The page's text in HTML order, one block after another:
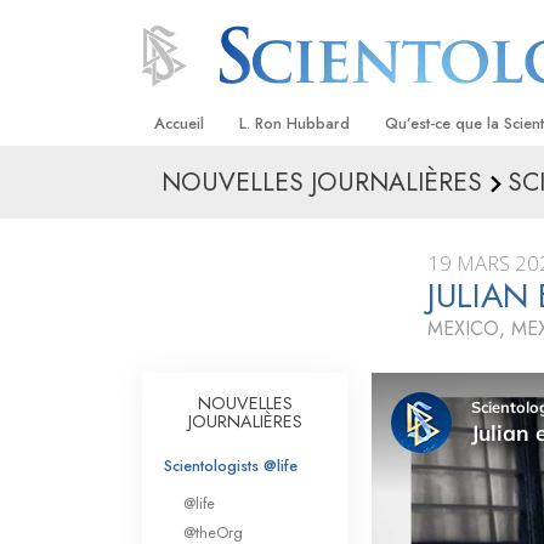
Accueil L. Ron Hubbard Qu’est-ce que la
Croyances et pratiques
Les scientologues et
Rencontrez un
À l’intérieur d’une
Les principes de
Scientologie
La Dianétique : Une
NOUVELLES JOURNALIÈRES
19 MARS
JULIAN
MEXICO,
NOUVELLES
JOURNALIÈRES
Scientologists @life
@life
@theOrg